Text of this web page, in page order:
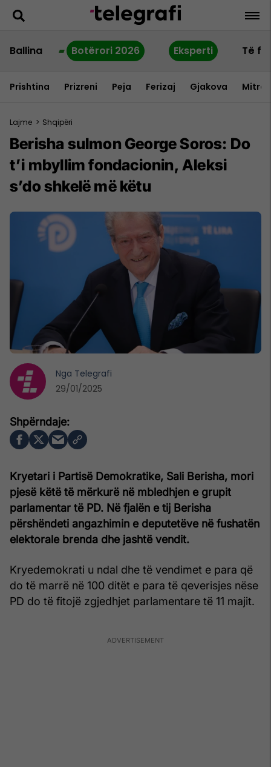
Ballina Botërori 2026 Eksperti Të
Prishtina Prizreni Peja Ferizaj Gjakova
Lajme > Shqipëri
Berisha sulmon George Soros: Do
t’i mbyllim fondacionin, Aleksi
s’do shkelë më këtu
Kryetari i Partisë Demokratike, Sali Berisha, mori
pjesë këtë të mërkurë në mbledhjen e grupit
parlamentar të PD. Në fjalën e tij Berisha
përshëndeti angazhimin e deputetëve në fushatën
elektorale brenda dhe jashtë vendit.
Kryedemokrati u ndal dhe të vendimet e para që
do të marrë në 100 ditët e para të qeverisjes nëse
PD do të fitojë zgjedhjet parlamentare të 11 majit.
Nga Telegrafi
29/01/2025